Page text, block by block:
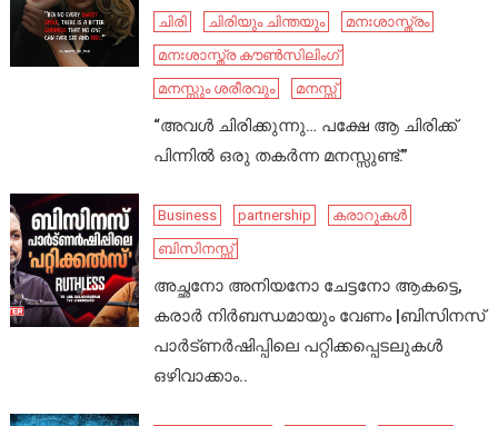
ചിരി
ചിരിയും ചിന്തയും
മനഃശാസ്ത്രം
മനഃശാസ്ത്ര കൗൺസിലിംഗ്
മനസ്സും ശരീരവും
മനസ്സ്
“അവൾ ചിരിക്കുന്നു… പക്ഷേ ആ ചിരിക്ക്
പിന്നിൽ ഒരു തകർന്ന മനസ്സുണ്ട്.”
Business partnership
കരാറുകൾ
ബിസിനസ്സ്
അച്ഛനോ അനിയനോ ചേട്ടനോ ആകട്ടെ,
കരാർ നിർബന്ധമായും വേണം |ബിസിനസ്
പാർട്ണർഷിപ്പിലെ പറ്റിക്കപ്പെടലുകൾ
ഒഴിവാക്കാം..